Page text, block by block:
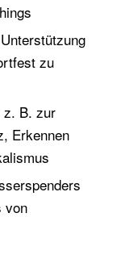
zu
z. B. zur
Erkennen
von